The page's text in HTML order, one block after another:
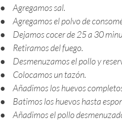
● Agregamos sal.
● Agregamos el polvo de
● Dejamos cocer de 25 a 30
● Retiramos del fuego.
● Desmenuzamos el pollo y
● Colocamos un tazón.
● Añadimos los huevos
● Batimos los huevos hasta
● Añadimos el pollo